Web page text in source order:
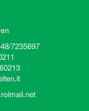
7235697